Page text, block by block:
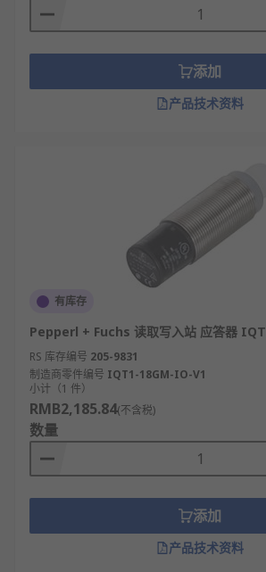
添加
产品技术资料
有库存
Pepperl + Fuchs 读取写入站 应答器
RS 库存编号 205-9831
制造商零件编号 IQT1-18GM-IO-V1
小计（1 件）
RMB2,185.84(不含税)
数量
添加
产品技术资料